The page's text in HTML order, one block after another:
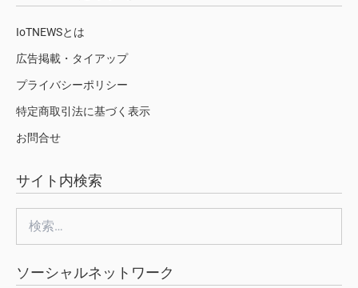
IoTNEWSとは
広告掲載・タイアップ
プライバシーポリシー
特定商取引法に基づく表示
お問合せ
サイト内検索
ソーシャルネットワーク